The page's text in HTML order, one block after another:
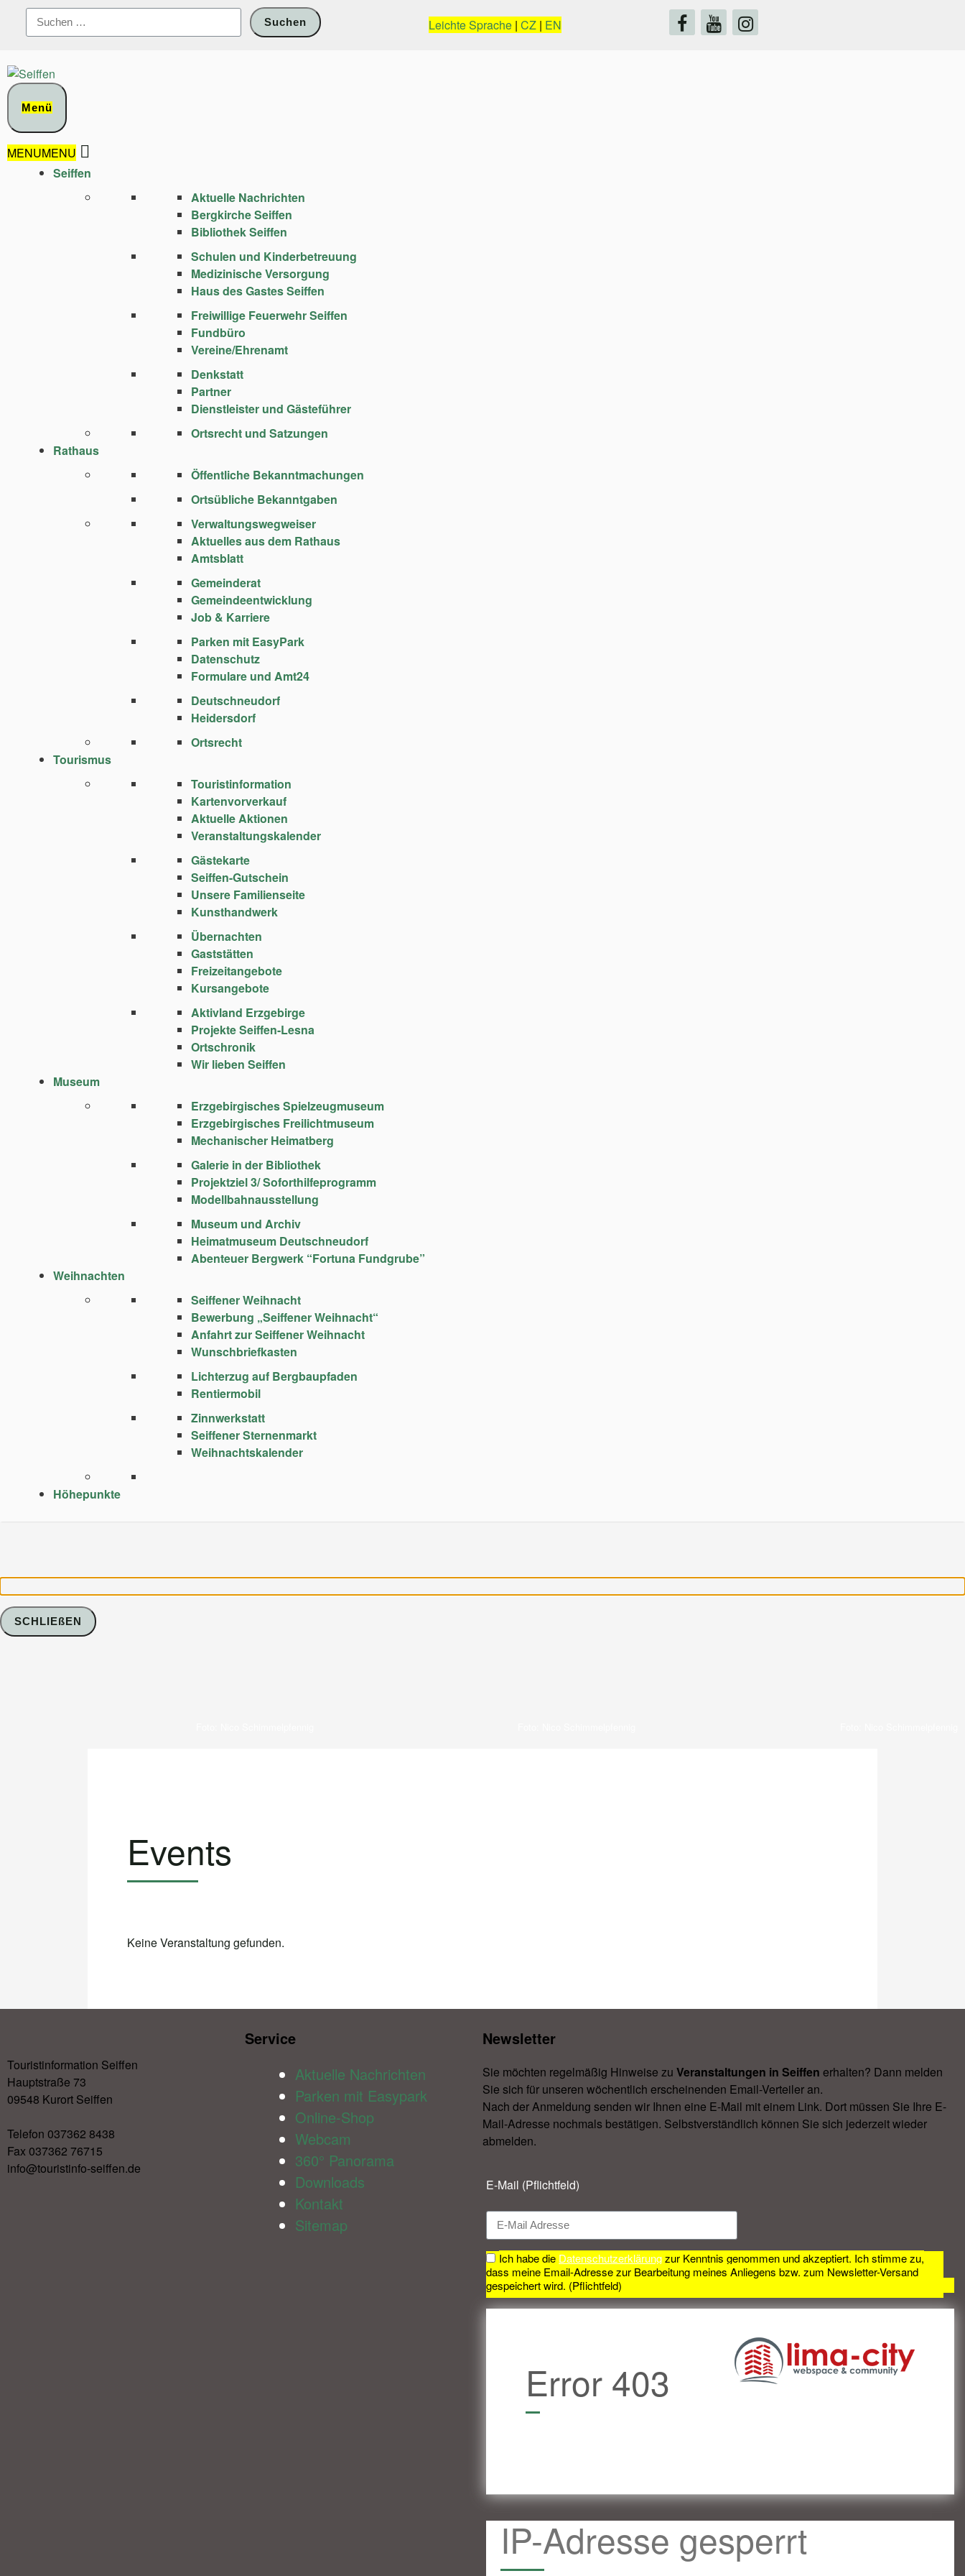
Suchen
nach:
Leichte Sprache | CZ | EN
Menü
MENUMENU
Seiffen
Aktuelle Nachrichten
Bergkirche Seiffen
Bibliothek Seiffen
Schulen und Kinder­betreuung
Medizinische Versorgung
Haus des Gastes Seiffen
Freiwillige Feuerwehr Seiffen
Fundbüro
Vereine/Ehrenamt
Denkstatt
Partner
Dienstleister und Gästeführer
Ortsrecht und Satzungen
Rathaus
Öffentliche Bekanntmachungen
Ortsübliche Bekanntgaben
Verwaltungswegweiser
Aktuelles aus dem Rathaus
Amtsblatt
Gemeinderat
Gemeindeentwicklung
Job & Karriere
Parken mit EasyPark
Datenschutz
Formulare und Amt24
Deutschneudorf
Heidersdorf
Ortsrecht
Tourismus
Touristinformation
Kartenvorverkauf
Aktuelle Aktionen
Veranstaltungskalender
Gästekarte
Seiffen-Gutschein
Unsere Familienseite
Kunsthandwerk
Übernachten
Gaststätten
Freizeitangebote
Kursangebote
Aktivland Erzgebirge
Projekte Seiffen-Lesna
Ortschronik
Wir lieben Seiffen
Museum
Erzgebirgisches Spielzeugmuseum
Erzgebirgisches Freilichtmuseum
Mechanischer Heimatberg
Galerie in der Bibliothek
Projektziel 3/ Soforthilfeprogramm
Modellbahnausstellung
Museum und Archiv
Heimatmuseum Deutschneudorf
Abenteuer Bergwerk “Fortuna Fundgrube”
Weihnachten
Seiffener Weihnacht
Bewerbung „Seiffener Weihnacht“
Anfahrt zur Seiffener Weihnacht
Wunschbriefkasten
Lichterzug auf Bergbaupfaden
Rentiermobil
Zinnwerkstatt
Seiffener Sternenmarkt
Weihnachtskalender
Höhepunkte
Events
Keine Veranstaltung gefunden.
Touristinformation Seiffen
Hauptstraße 73
09548 Kurort Seiffen
Telefon 037362 8438
Fax 037362 76715
info@touristinfo-seiffen.de
Service​
Aktuelle Nachrichten
Parken mit Easypark
Online-Shop
Webcam
360° Panorama
Downloads
Kontakt
Sitemap
Newsletter​
Sie möchten regelmäßig Hinweise zu Veranstal­tungen in Seiffen erhalten? Dann melden
Sie sich für unseren wöchentlich erscheinenden Email-Verteiler an.
Nach der Anmeldung senden wir Ihnen eine E-Mail mit einem Link. Dort müssen Sie Ihre E-
Mail-Adresse nochmals bestätigen. Selbstverständlich können Sie sich jederzeit wieder
abmelden.​
E-Mail (Pflichtfeld)
Ich habe die Datenschutzerklärungzur Kenntnis genommen und akzeptiert. Ich stimme zu,
dass meine Email-Adresse zur Bearbeitung meines Anliegens bzw. zum Newsletter-Versand
gespeichert wird. (Pflichtfeld)
Error 403
IP-Adresse gesperrt
SCHLIEßEN